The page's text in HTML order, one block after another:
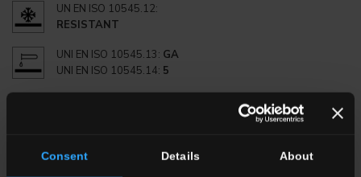
Consent Details About
UN EN ISO 10545.12:
RESISTANT
UNI EN ISO 10545.13: GA
UNI EN ISO 10545.14: 5
(DCOF):